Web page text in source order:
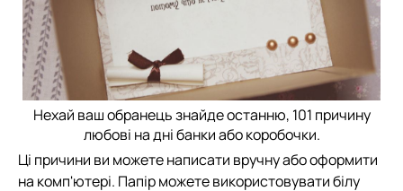
Нехай ваш обранець знайде останню, 101 причину
любові на дні банки або коробочки.
Ці причини ви можете написати вручну або оформити
на комп'ютері. Папір можете використовувати білу